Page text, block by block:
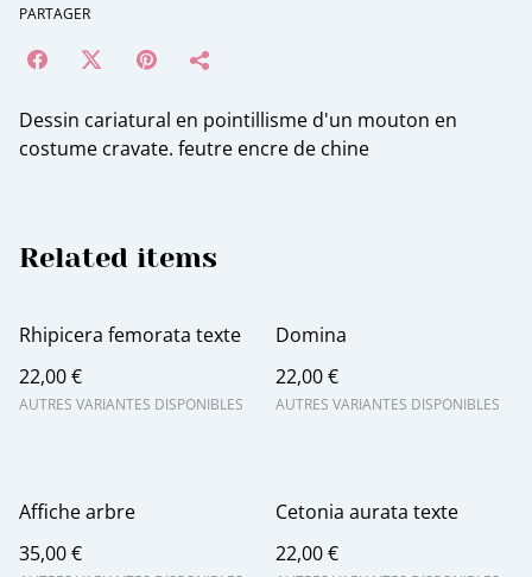
PARTAGER
Dessin cariatural en pointillisme d'un mouton en
costume cravate. feutre encre de chine
Related items
Rhipicera femorata texte
22,00 €
AUTRES VARIANTES DISPONIBLES
Domina
22,00 €
AUTRES VARIANTES DISPONIBLES
Affiche arbre
35,00 €
Cetonia aurata texte
22,00 €